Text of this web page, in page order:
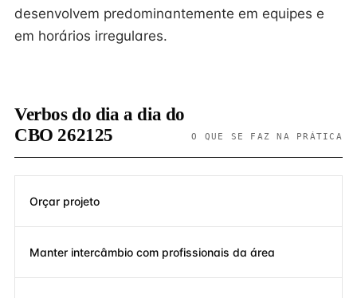
desenvolvem predominantemente em equipes e
em horários irregulares.
Verbos do dia a dia do
CBO 262125
O QUE SE FAZ NA PRÁTICA
Orçar projeto
Manter intercâmbio com profissionais da área